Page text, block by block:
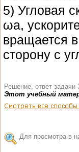
5) Угловая
ωa,
вращается
сторону с
Решение, ответ задачи
Этот учебный
Для просмотра в